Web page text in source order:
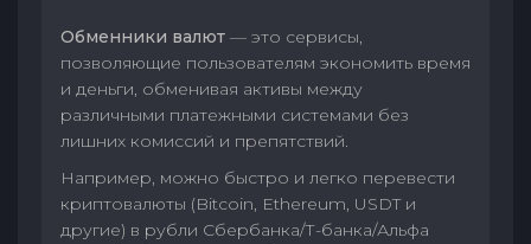
Обменники валют — это сервисы,
позволяющие пользователям экономить время
и деньги, обменивая активы между
различными платежными системами без
лишних комиссий и препятствий.
Например, можно быстро и легко перевести
криптовалюты (Bitcoin, Ethereum, USDT и
другие) в рубли Сбербанка/Т-банка/Альфа